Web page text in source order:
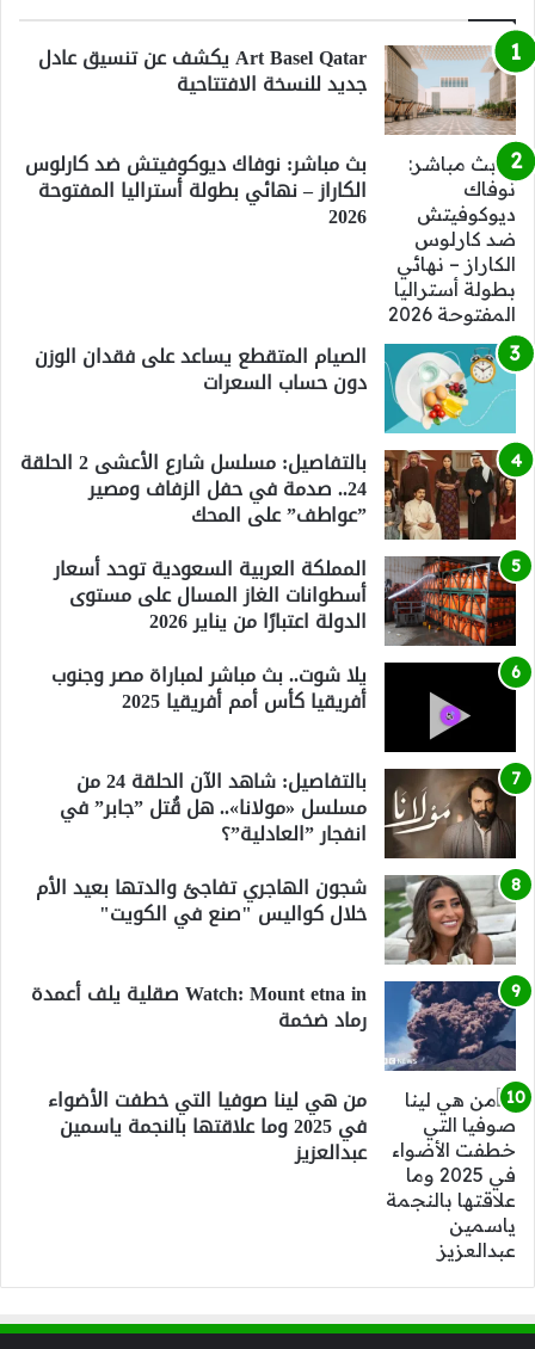
Art Basel Qatar يكشف عن تنسيق عادل
جديد للنسخة الافتتاحية
بث مباشر: نوفاك ديوكوفيتش ضد كارلوس
الكاراز – نهائي بطولة أستراليا المفتوحة
2026
الصيام المتقطع يساعد على فقدان الوزن
دون حساب السعرات
بالتفاصيل: مسلسل شارع الأعشى 2 الحلقة
24.. صدمة في حفل الزفاف ومصير
”عواطف” على المحك
المملكة العربية السعودية توحد أسعار
أسطوانات الغاز المسال على مستوى
الدولة اعتبارًا من يناير 2026
يلا شوت.. بث مباشر لمباراة مصر وجنوب
أفريقيا كأس أمم أفريقيا 2025
بالتفاصيل: شاهد الآن الحلقة 24 من
مسلسل «مولانا».. هل قُتل ”جابر” في
انفجار ”العادلية”؟
شجون الهاجري تفاجئ والدتها بعيد الأم
خلال كواليس "صنع في الكويت"
Watch: Mount etna in صقلية يلف أعمدة
رماد ضخمة
من هي لينا صوفيا التي خطفت الأضواء
في 2025 وما علاقتها بالنجمة ياسمين
عبدالعزيز